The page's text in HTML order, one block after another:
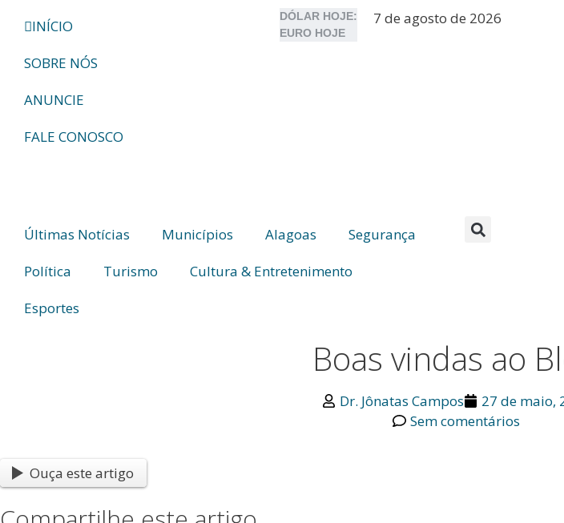
INÍCIO
SOBRE NÓS
ANUNCIE
FALE CONOSCO
DÓLAR HOJE:
EURO HOJE
7 de agosto de 2026
Últimas Notícias Municípios Alagoas
Segurança
Política
Turismo
Cultura & Entretenimento
Esportes
Boas vindas ao
Dr. Jônatas Campos
27 de maio,
Sem comentários
Ouça este artigo